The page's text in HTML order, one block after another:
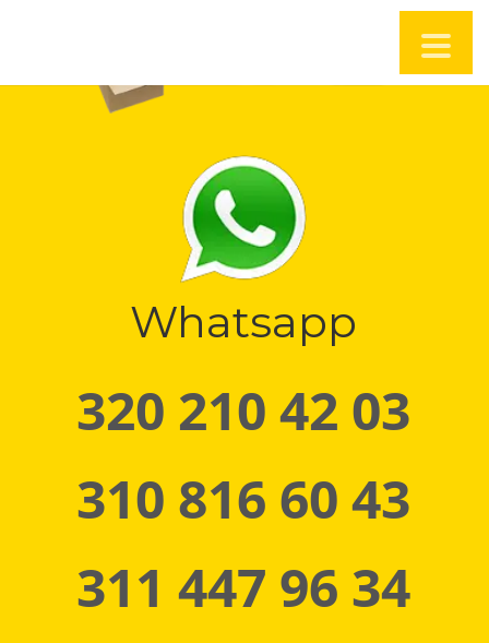
Whatsapp
320 210 42 03
310 816 60 43
311 447 96 34